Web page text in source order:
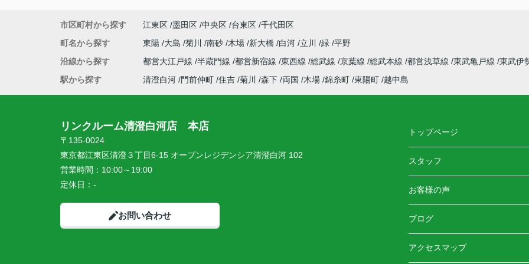
市区町村から探す 江東区 墨田区 中央区 台東区 千代田区
町名から探す
東陽 大島 菊川 南砂 木場 新大橋 白河 立川 緑 平野
沿線から探す
都営大江戸線 半蔵門線 都営新宿線 東西線 総武線 京葉線 総武本線 都営浅草線 東武亀戸線 東武伊
駅から探す
清澄白河 門前仲町 住吉 菊川 森下 両国 木場 錦糸町 東陽町 越中島
リンクルーム清澄白河店 本店
〒135-0024
東京都江東区清澄３丁目6-15 オープンレジデンシア清澄白河 102
営業時間： 10:00～19:00
定休日： -
お問い合わせ
トップページ
スタッフ
お客様の声
ブログ
アクセスマップ